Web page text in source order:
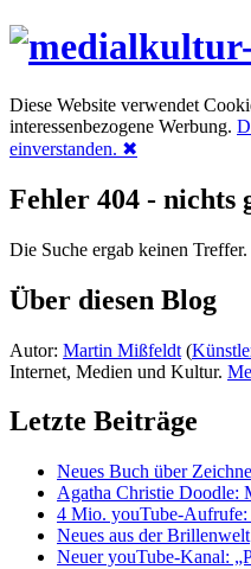
Diese Website verwendet
interessenbezogene Werbung.
einverstanden. ✖
Fehler 404 - nichts
Die Suche ergab keinen
Über diesen Blog
Autor: Martin Mißfeldt (
Internet, Medien und Kultur.
Letzte Beiträge
Neues Buch über
Agatha Christie Doodle:
4 Mio. youTube-Aufrufe:
Neues aus der Brillenwelt
Neuer youTube-Kanal: